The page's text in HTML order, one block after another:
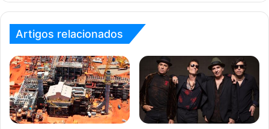
Artigos relacionados